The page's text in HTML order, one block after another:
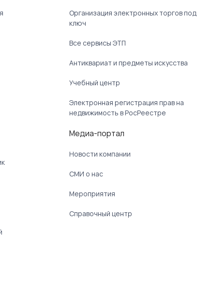
Организация электронных торгов под
ключ
Все сервисы ЭТП
Антиквариат и предметы искусства
Учебный центр
Электронная регистрация прав на
недвижимость в РосРеестре
Медиа-портал
Новости компании
СМИ о нас
Мероприятия
Справочный центр